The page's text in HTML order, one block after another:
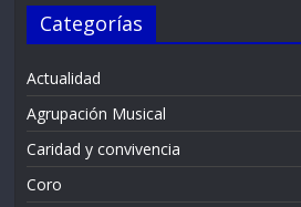
Categorías
Actualidad
Agrupación Musical
Caridad y convivencia
Coro